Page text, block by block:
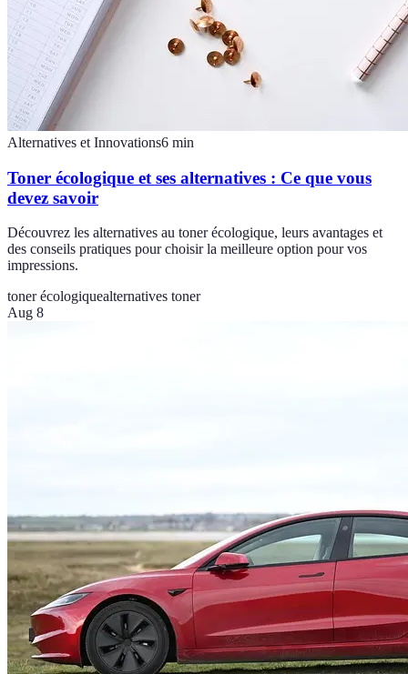
Alternatives et Innovations6 min
Toner écologique et ses alternatives : Ce que vous
devez savoir
Découvrez les alternatives au toner écologique, leurs avantages et
des conseils pratiques pour choisir la meilleure option pour vos
impressions.
toner écologiquealternatives toner
Aug 8